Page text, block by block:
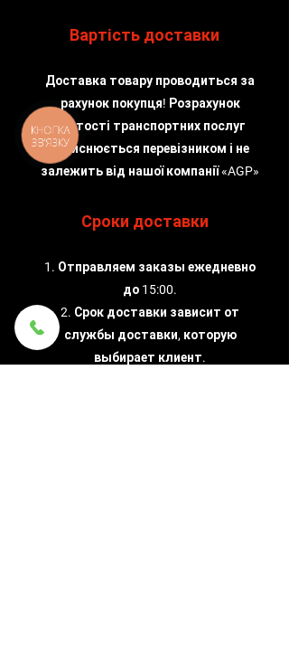
Вартість доставки
Доставка товару проводиться за
рахунок покупця! Розрахунок
вартості транспортних послуг
здійснюється перевізником і не
залежить від нашої компанії «AGP»
Сроки доставки
1. Отправляем заказы ежедневно
до 15:00.
2. Срок доставки зависит от
службы доставки, которую
выбирает клиент.
КНОПКА
ЗВ'ЯЗКУ